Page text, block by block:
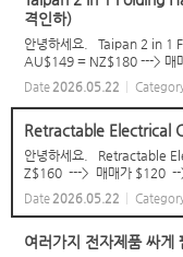
격인하)
안녕하세요. Taipan 2 in 1
AU$149 = NZ$180 ---> 매
^ 픽업은 해밀턴 시티 또는
^ 021 1...
Date 2026.05.22
Retractable Electrical
안녕하세요. Retractable
Z$160 ---> 매매가 $120 --
시티 또는 Frankton 입니다
33
Date 2026.05.22
여러가지 전자제품 싸게